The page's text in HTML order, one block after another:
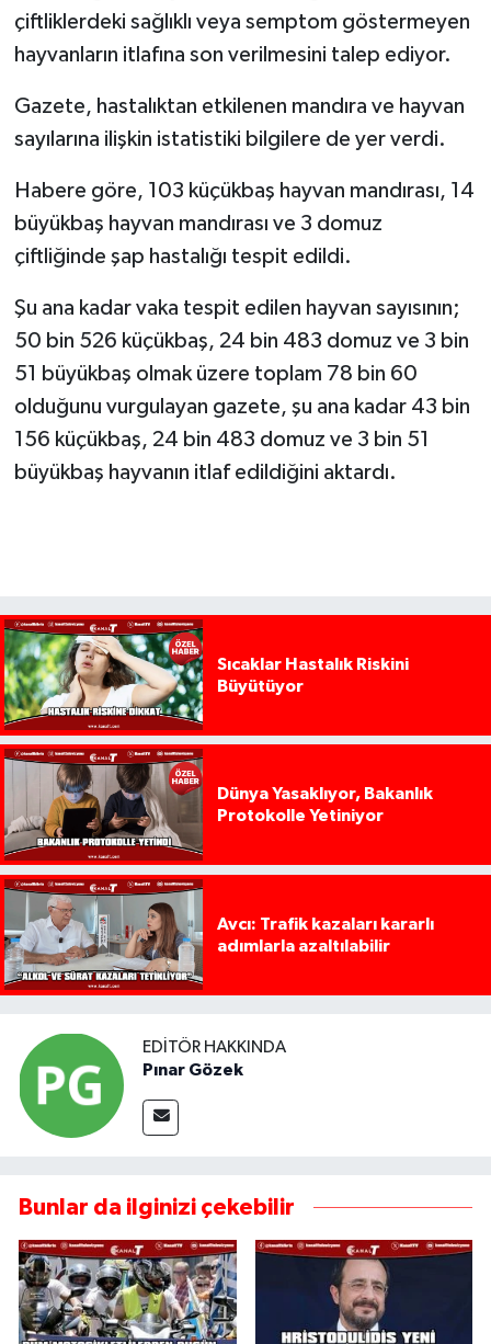
çiftliklerdeki sağlıklı veya semptom göstermeyen
hayvanların itlafına son verilmesini talep ediyor.
Gazete, hastalıktan etkilenen mandıra ve hayvan
sayılarına ilişkin istatistiki bilgilere de yer verdi.
Habere göre, 103 küçükbaş hayvan mandırası, 14
büyükbaş hayvan mandırası ve 3 domuz
çiftliğinde şap hastalığı tespit edildi.
Şu ana kadar vaka tespit edilen hayvan sayısının;
50 bin 526 küçükbaş, 24 bin 483 domuz ve 3 bin
51 büyükbaş olmak üzere toplam 78 bin 60
olduğunu vurgulayan gazete, şu ana kadar 43 bin
156 küçükbaş, 24 bin 483 domuz ve 3 bin 51
büyükbaş hayvanın itlaf edildiğini aktardı.
Sıcaklar Hastalık Riskini
Büyütüyor
Dünya Yasaklıyor, Bakanlık
Protokolle Yetiniyor
Avcı: Trafik kazaları kararlı
adımlarla azaltılabilir
EDITÖR HAKKINDA
Pınar Gözek
Bunlar da ilginizi çekebilir